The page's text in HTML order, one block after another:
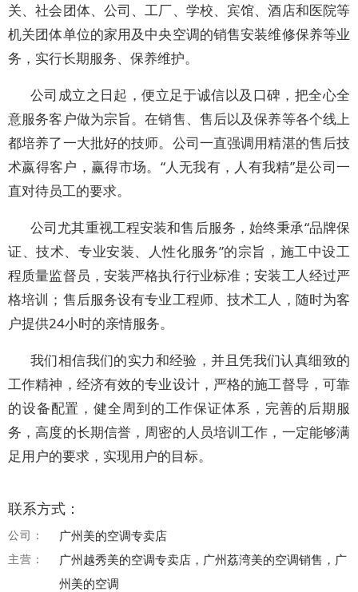
关、社会团体、公司、工厂、学校、宾馆、酒店和医院等
机关团体单位的家用及中央空调的销售安装维修保养等业
务，实行长期服务、保养维护。
公司成立之日起，便立足于诚信以及口碑，把全心全
意服务客户做为宗旨。在销售、售后以及保养等各个线上
都培养了一大批好的技师。公司一直强调用精湛的售后技
术嬴得客户，赢得市场。“人无我有，人有我精”是公司一
直对待员工的要求。
公司尤其重视工程安装和售后服务，始终秉承“品牌保
证、技术、专业安装、人性化服务”的宗旨，施工中设工
程质量监督员，安装严格执行行业标准；安装工人经过严
格培训；售后服务设有专业工程师、技术工人，随时为客
户提供24小时的亲情服务。
我们相信我们的实力和经验，并且凭我们认真细致的
工作精神，经济有效的专业设计，严格的施工督导，可靠
的设备配置，健全周到的工作保证体系，完善的后期服
务，高度的长期信誉，周密的人员培训工作，一定能够满
足用户的要求，实现用户的目标。
联系方式：
公司： 广州美的空调专卖店
主营：
广州越秀美的空调专卖店，广州荔湾美的空调销售，广
州美的空调